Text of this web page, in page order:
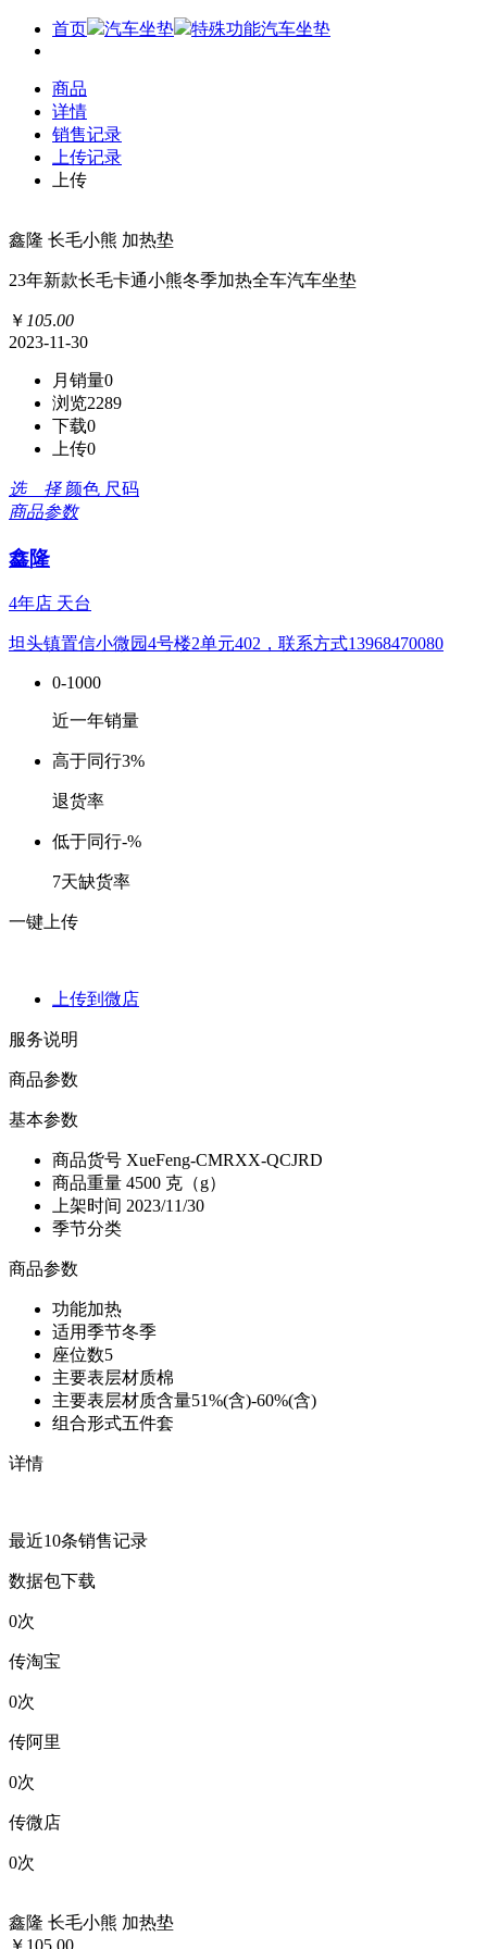
首页 汽车坐垫 特殊功能汽车坐垫
商品
详情
销售记录
上传记录
上传
鑫隆 长毛小熊 加热垫
23年新款长毛卡通小熊冬季加热全车汽车坐垫
￥ 105.00
2023-11-30
月销量0
浏览2289
下载0
上传0
选 择 颜色 尺码
商品参数
鑫隆
4年店 天台
坦头镇置信小微园4号楼2单元402，联系方式13968470080
0-1000
近一年销量
高于同行3%
退货率
低于同行-%
7天缺货率
一键上传
上传到微店
服务说明
商品参数
基本参数
商品货号 XueFeng-CMRXX-QCJRD
商品重量 4500 克（g）
上架时间 2023/11/30
季节分类
商品参数
功能加热
适用季节冬季
座位数5
主要表层材质棉
主要表层材质含量51%(含)-60%(含)
组合形式五件套
详情
最近10条销售记录
数据包下载
0次
传淘宝
0次
传阿里
0次
传微店
0次
鑫隆 长毛小熊 加热垫